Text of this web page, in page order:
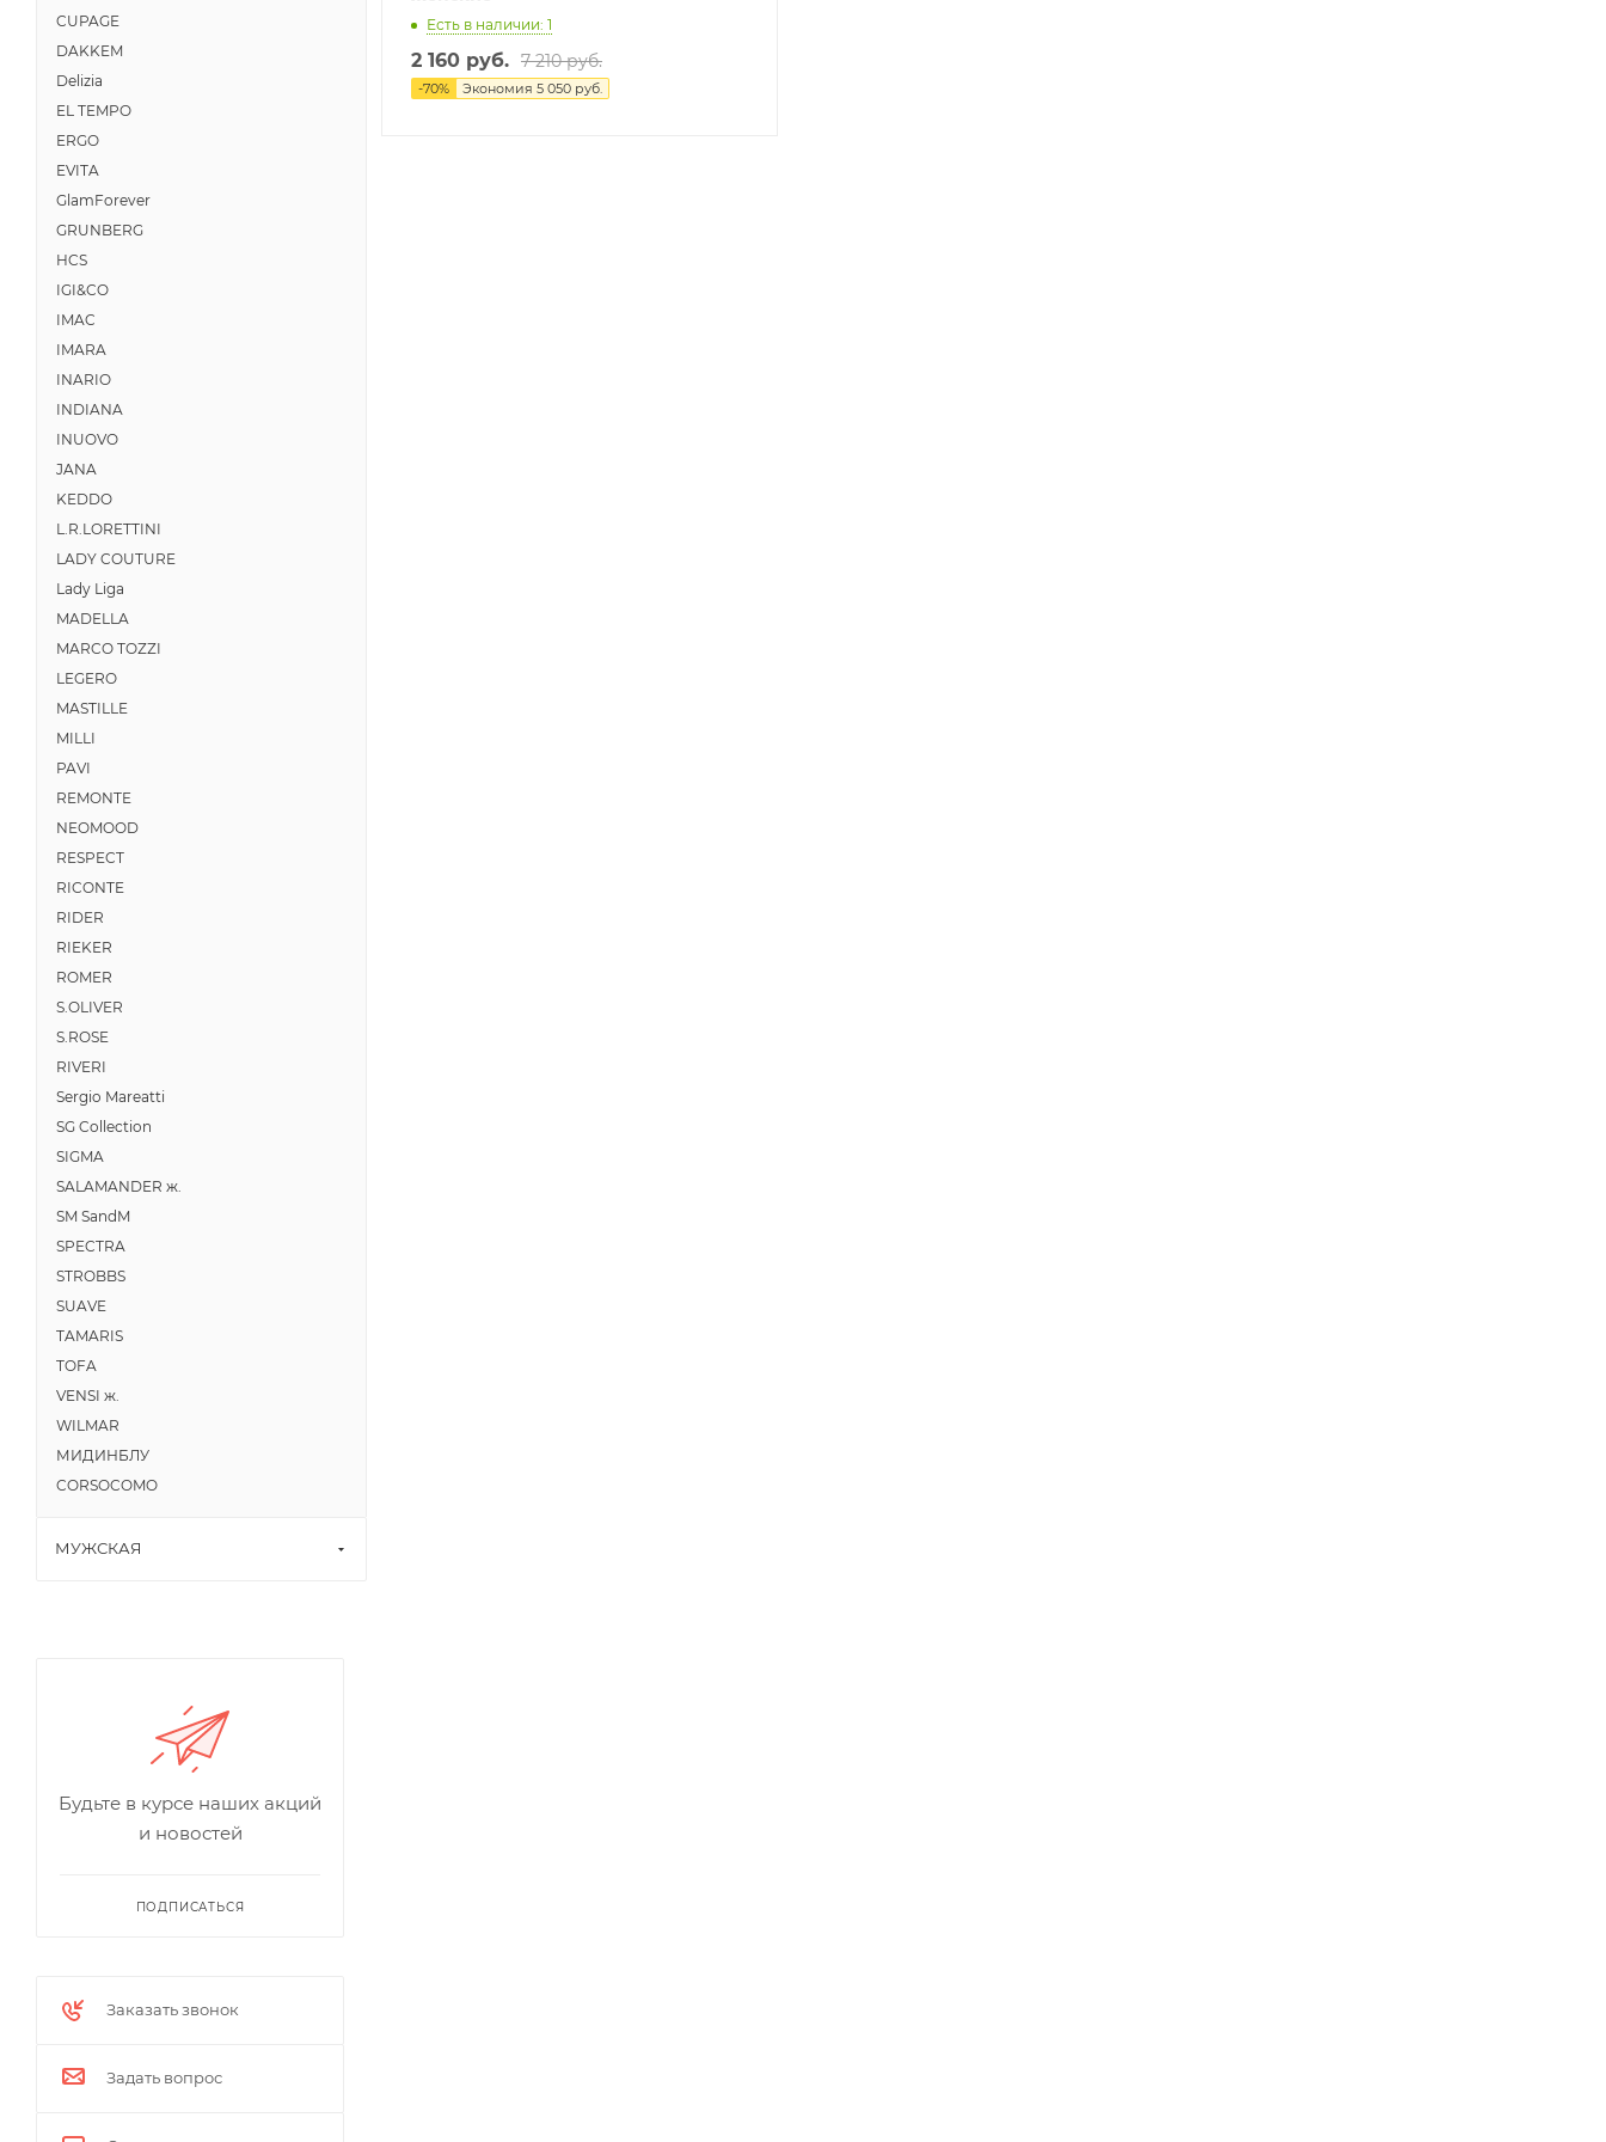
Есть в наличии: 1
2 160 руб. 7 210 руб.
-70% Экономия 5 050 руб.
CUPAGE
DAKKEM
Delizia
EL TEMPO
ERGO
EVITA
GlamForever
GRUNBERG
HCS
IGI&CO
IMAC
IMARA
INARIO
INDIANA
INUOVO
JANA
KEDDO
L.R.LORETTINI
LADY COUTURE
Lady Liga
MADELLA
MARCO TOZZI
LEGERO
MASTILLE
MILLI
PAVI
REMONTE
NEOMOOD
RESPECT
RICONTE
RIDER
RIEKER
ROMER
S.OLIVER
S.ROSE
RIVERI
Sergio Mareatti
SG Collection
SIGMA
SALAMANDER ж.
SM SandM
SPECTRA
STROBBS
SUAVE
TAMARIS
TOFA
VENSI ж.
WILMAR
МИДИНБЛУ
CORSOCOMO
МУЖСКАЯ
Будьте в курсе наших акций
и новостей
ПОДПИСАТЬСЯ
Заказать звонок
Задать вопрос